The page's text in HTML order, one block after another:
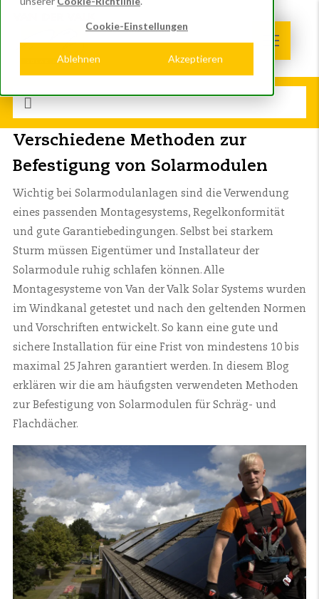
Cookie-Einstellungen
Akzeptieren
Ablehnen
Verschiedene Methoden zur
Befestigung von Solarmodulen
Wichtig bei Solarmodulanlagen sind die Verwendung
eines passenden Montagesystems, Regelkonformität
und gute Garantiebedingungen. Selbst bei starkem
Sturm müssen Eigentümer und Installateur der
Solarmodule ruhig schlafen können. Alle
Montagesysteme von Van der Valk Solar Systems wurden
im Windkanal getestet und nach den geltenden Normen
und Vorschriften entwickelt. So kann eine gute und
sichere Installation für eine Frist von mindestens 10 bis
maximal 25 Jahren garantiert werden. In diesem Blog
erklären wir die am häufigsten verwendeten Methoden
zur Befestigung von Solarmodulen für Schräg- und
Flachdächer.